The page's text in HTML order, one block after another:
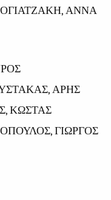
ΑΝΝΑ
ΑΡΗΣ
ΚΩΣΤΑΣ
ΓΙΩΡΓΟΣ